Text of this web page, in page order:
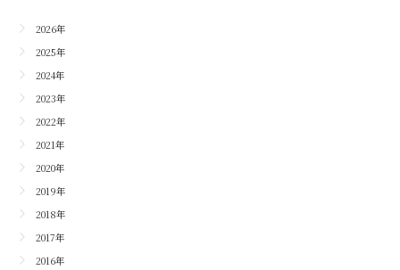
2026年
2025年
2024年
2023年
2022年
2021年
2020年
2019年
2018年
2017年
2016年